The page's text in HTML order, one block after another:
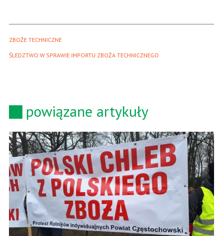
ZBOŻE TECHNICZNE
ŚLEDZTWO W SPRAWIE IMPORTU ZBOŻA TECHNICZNEGO
powiązane artykuły